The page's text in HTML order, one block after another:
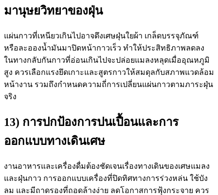
มานุษยวิทยาของฝุ่น
แผ่นกาวที่เหนียวเกินไปอาจดึงเศษฝุ่นใยผ้า เกล็ดบรรจุภัณฑ์
หรือละอองน้ำมันมาปิดหน้ากาวเร็ว ทำให้ประสิทธิภาพลดลง
ในทางกลับกันกาวที่อ่อนเกินไปจะปล่อยแมลงหลุดเมื่ออุณหภูมิ
สูง ควรเลือกแรงยึดเกาะและสูตรกาวให้สมดุลกับสภาพแวดล้อม
หน้างาน รวมถึงกำหนดความถี่การเปลี่ยนแผ่นกาวตามภาระฝุ่น
จริง
13) การปกป้องการปนเปื้อนและการ
ออกแบบทางเดินเศษ
งานอาหารและเครื่องดื่มต้องชัดเจนเรื่องทางเดินของเศษแมลง
และฝุ่นกาว การออกแบบเครื่องที่ปิดทิศทางการร่วงหล่น ใช้บัง
ลม และมีถาดรองที่ถอดล้างง่าย ลดโอกาสการฟุ้งกระจาย ควร